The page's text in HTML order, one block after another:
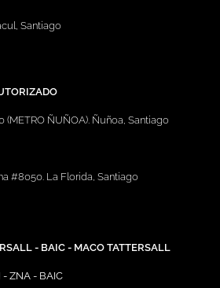
Santiago
(METRO ÑUÑOA). Ñuñoa, Santiago
#8050. La Florida, Santiago
- BAIC - MACO TATTERSALL
- ZNA - BAIC